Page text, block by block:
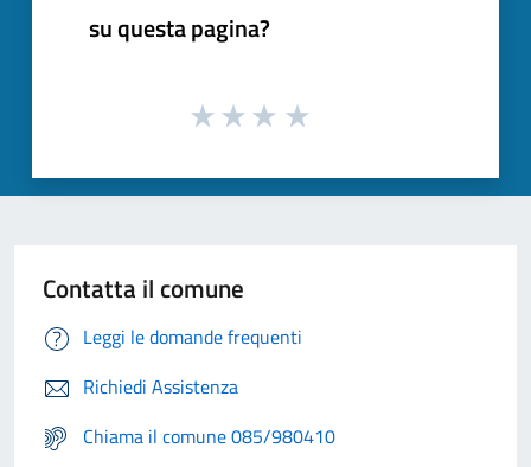
su questa pagina?
Contatta il comune
Leggi le domande frequenti
Richiedi Assistenza
Chiama il comune 085/980410